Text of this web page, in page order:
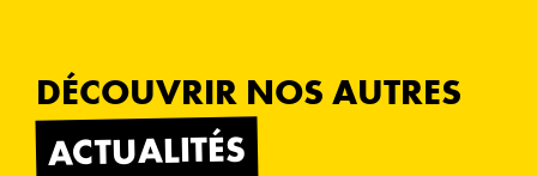
DÉCOUVRIR NOS AUTRES
ACTUALITÉS